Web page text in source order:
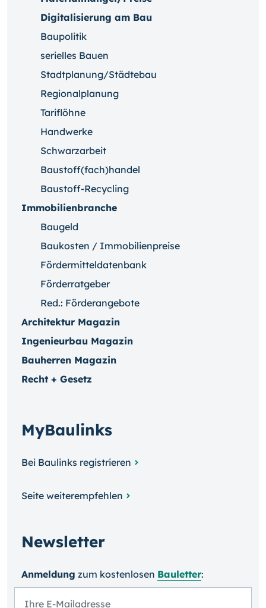
Digitalisierung am Bau
Baupolitik
serielles Bauen
Stadtplanung/Städtebau
Regionalplanung
Tariflöhne
Handwerke
Schwarzarbeit
Baustoff(fach)handel
Baustoff-Recycling
Immobilienbranche
Baugeld
Baukosten / Immobilienpreise
Fördermitteldatenbank
Förderratgeber
Red.: Förderangebote
Architektur Magazin
Ingenieurbau Magazin
Bauherren Magazin
Recht + Gesetz
MyBaulinks
Bei Baulinks registrieren
Seite weiterempfehlen
Newsletter
Anmeldung zum kosten­losen Bauletter: